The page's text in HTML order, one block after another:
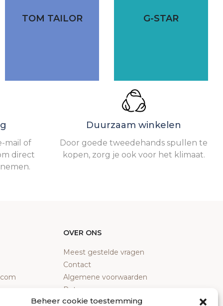
Beheer cookie toestemming
TOM TAILOR G-STAR
mail of
direct
Duurzaam winkelen
Door goede tweedehands spullen te
kopen, zorg je ook voor het klimaat.
OVER ONS
Meest gestelde vragen
Contact
Algemene voorwaarden
Retourneren
Klachten